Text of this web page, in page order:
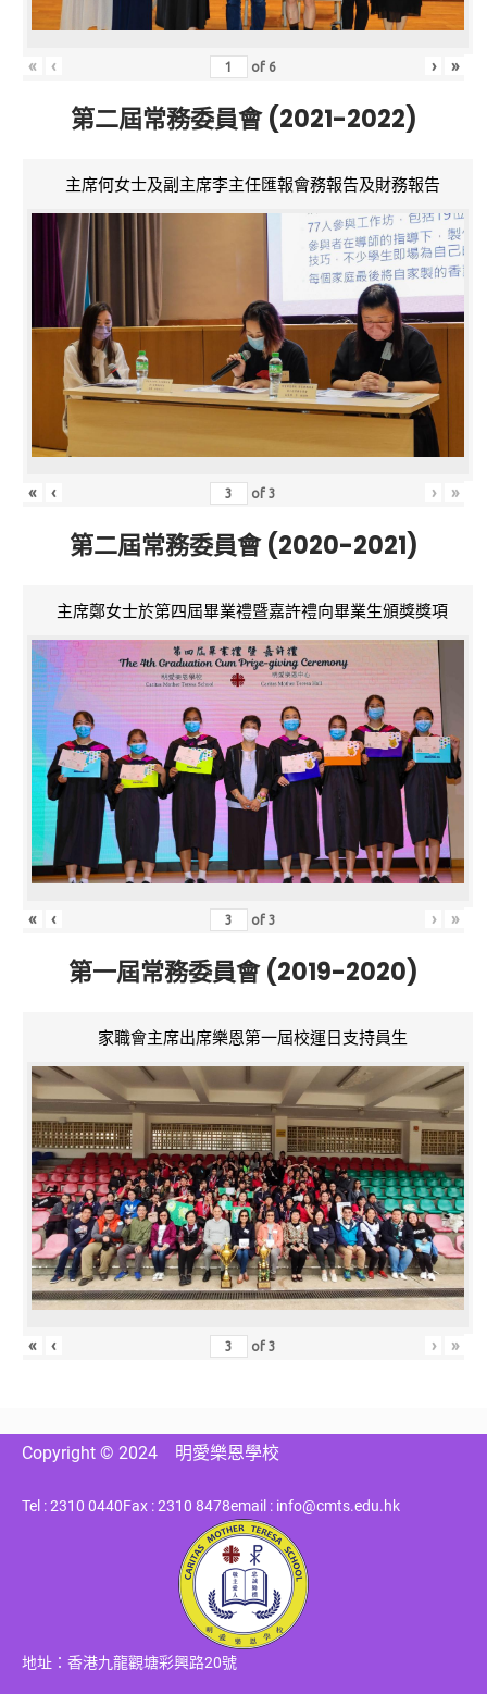
« ‹ of 6 › »
第二屆常務委員會 (2021-2022)
主席何女士及副主席李主任匯報會務報告及財務報告
« ‹ of3 › »
第二屆常務委員會 (2020-2021)
主席鄭女士於第四屆畢業禮暨嘉許禮向畢業生頒獎獎項
« ‹ of3 › »
第一屆常務委員會 (2019-2020)
家職會主席出席樂恩第一屆校運日支持員生
« ‹ of3 › »
Copyright © 2024 明愛樂恩學校
Tel : 2310 0440Fax : 2310 8478email : info@cmts.edu.hk
地址：香港九龍觀塘彩興路20號